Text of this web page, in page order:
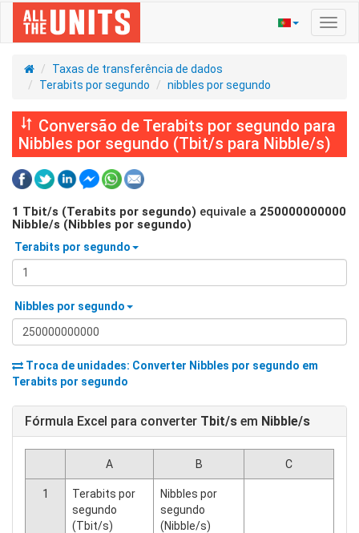
Taxas de transferência de dados
Terabits por segundo
nibbles por segundo
Conversão de Terabits por segundo para
Nibbles por segundo (Tbit/s para Nibble/s)
1 Tbit/s (Terabits por segundo) equivale a 250000000000
Nibble/s (Nibbles por segundo)
Terabits por segundo
Nibbles por segundo
Troca de unidades: Converter Nibbles por segundo em
Terabits por segundo
Fórmula Excel para converter Tbit/s em Nibble/s
A B C
1
Terabits por
segundo
(Tbit/s)
Nibbles por
segundo
(Nibble/s)